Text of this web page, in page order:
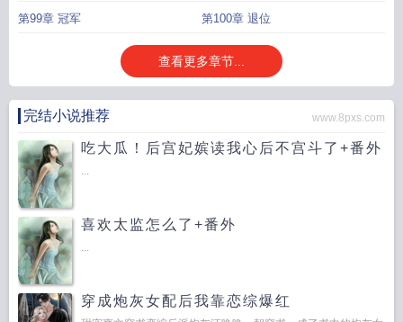
第99章 冠军 第100章 退位
查看更多章节...
完结小说推荐 www.8pxs.com
吃大瓜！后宫妃嫔读我心后不宫斗了+番外
...
喜欢太监怎么了+番外
...
穿成炮灰女配后我靠恋综爆红